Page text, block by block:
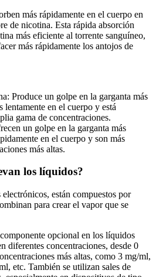
más rápidamente en el cuerpo en
de nicotina. Esta rápida absorción
más eficiente al torrente sanguíneo,
más rápidamente los antojos de
Produce un golpe en la garganta más
lentamente en el cuerpo y está
gama de concentraciones.
un golpe en la garganta más
en el cuerpo y son más
más altas.
los líquidos?
están compuestos por
para crear el vapor que se
opcional en los líquidos
diferentes concentraciones, desde 0
más altas, como 3 mg/ml,
etc. También se utilizan sales de